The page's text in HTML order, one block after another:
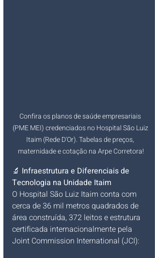
Confira os planos de saúde empresariais
(PME MEI) credenciados no Hospital São Luiz
Itaim (Rede D'Or). Tabelas de preços,
maternidade e cotação na Arpe Corretora!
🔬 Infraestrutura e Diferenciais de
Tecnologia na Unidade Itaim
O Hospital São Luiz Itaim conta com
cerca de 36 mil metros quadrados de
área construída, 372 leitos e estrutura
certificada internacionalmente pela
Joint Commission International (JCI):